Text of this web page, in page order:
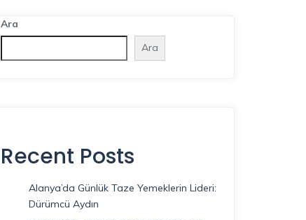
Ara
Ara
Recent Posts
Alanya’da Günlük Taze Yemeklerin Lideri:
Dürümcü Aydın